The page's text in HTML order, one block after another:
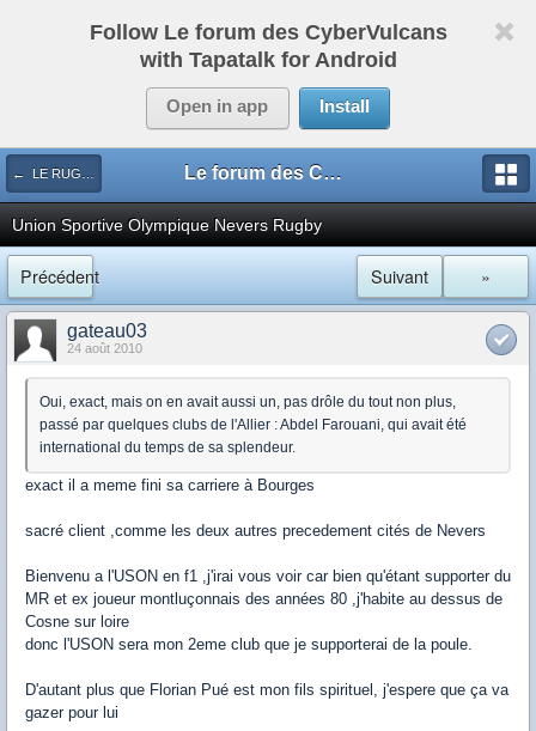
Follow Le forum des CyberVulcans
with Tapatalk for Android
Open in app Install
← LE RUGBY DE CHEZ NOUS Le forum des CyberVulcans
Union Sportive Olympique Nevers Rugby
Précédent »
Suivant
gateau03
24 août 2010
Oui, exact, mais on en avait aussi un, pas drôle du tout non plus,
passé par quelques clubs de l'Allier : Abdel Farouani, qui avait été
international du temps de sa splendeur.
exact il a meme fini sa carriere à Bourges
sacré client ,comme les deux autres precedement cités de Nevers
Bienvenu a l'USON en f1 ,j'irai vous voir car bien qu'étant supporter du
MR et ex joueur montluçonnais des années 80 ,j'habite au dessus de
Cosne sur loire
donc l'USON sera mon 2eme club que je supporterai de la poule.
D'autant plus que Florian Pué est mon fils spirituel, j'espere que ça va
gazer pour lui